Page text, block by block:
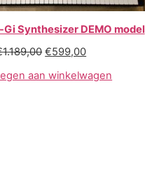
Gi Synthesizer DEMO model
1.189,00 €599,00
aan winkelwagen